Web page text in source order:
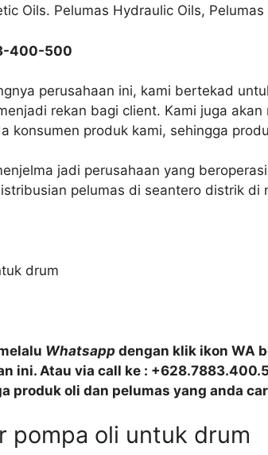
Oils. Pelumas Hydraulic Oils,
400-500
perusahaan ini, kami bertekad
rekan bagi client. Kami juga akan
konsumen produk kami, sehingga
jadi perusahaan yang
pelumas di seantero distrik di
Whatsapp dengan klik ikon WA
ini. Atau via call ke :
produk oli dan pelumas yang anda
pompa oli untuk drum